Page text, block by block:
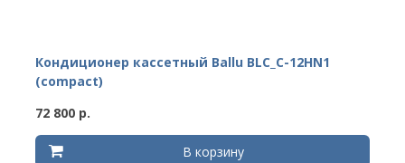
Кондиционер кассетный Ballu BLC_C-12HN1
(compact)
72 800 р.
В корзину